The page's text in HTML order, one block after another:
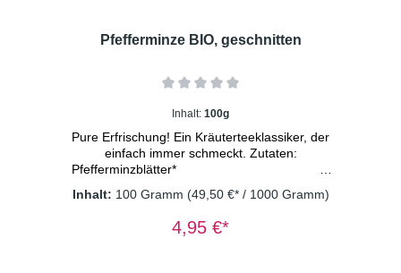
Pfefferminze BIO, geschnitten
Inhalt: 100g
Pure Erfrischung! Ein Kräuterteeklassiker, der
einfach immer schmeckt. Zutaten:
Pfefferminzblätter*
*aus kontrolliert biologischem Anbau
Inhalt: 100 Gramm (49,50 €* / 1000 Gramm)
4,95 €*